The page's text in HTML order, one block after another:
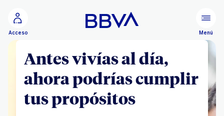
Acceso Menú
Antes vivías al día,
ahora podrías cumplir
tus propósitos